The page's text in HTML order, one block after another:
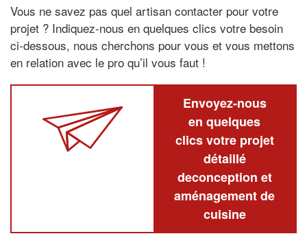
Vous ne savez pas quel artisan contacter pour votre
projet ? Indiquez-nous en quelques clics votre besoin
ci-dessous, nous cherchons pour vous et vous mettons
en relation avec le pro qu’il vous faut !
Envoyez-nous
en quelques
clics votre projet
détaillé
deconception et
aménagement de
cuisine